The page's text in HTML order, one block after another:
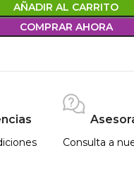
AÑADIR AL CARRITO
COMPRAR AHORA
Consulta a